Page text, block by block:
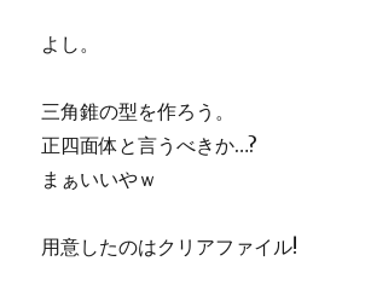
よし。
三角錐の型を作ろう。
正四面体と言うべきか…?
まぁいいやｗ
用意したのはクリアファイル!